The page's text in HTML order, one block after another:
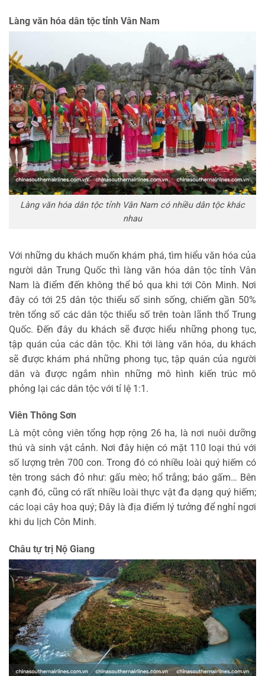
Làng văn hóa dân tộc tỉnh Vân Nam
Làng văn hóa dân tộc tỉnh Vân Nam có nhiều dân tộc khác
nhau
Với những du khách muốn khám phá, tìm hiểu văn hóa của
người dân Trung Quốc thì làng văn hóa dân tộc tỉnh Vân
Nam là điểm đến không thể bỏ qua khi tới Côn Minh. Nơi
đây có tới 25 dân tộc thiểu số sinh sống, chiếm gần 50%
trên tổng số các dân tộc thiểu số trên toàn lãnh thổ Trung
Quốc. Đến đây du khách sẽ được hiểu những phong tục,
tập quán của các dân tộc. Khi tới làng văn hóa, du khách
sẽ được khám phá những phong tục, tập quán của người
dân và được ngắm nhìn những mô hình kiến trúc mô
phỏng lại các dân tộc với tỉ lệ 1:1.
Viên Thông Sơn
Là một công viên tổng hợp rộng 26 ha, là nơi nuôi dưỡng
thú và sinh vật cảnh. Nơi đây hiện có mặt 110 loại thú với
số lượng trên 700 con. Trong đó có nhiều loài quý hiếm có
tên trong sách đỏ như: gấu mèo; hổ trắng; báo gấm… Bên
cạnh đó, cũng có rất nhiều loài thực vật đa dạng quý hiếm;
các loại cây hoa quý; Đây là địa điểm lý tưởng để nghỉ ngơi
khi du lịch Côn Minh.
Châu tự trị Nộ Giang